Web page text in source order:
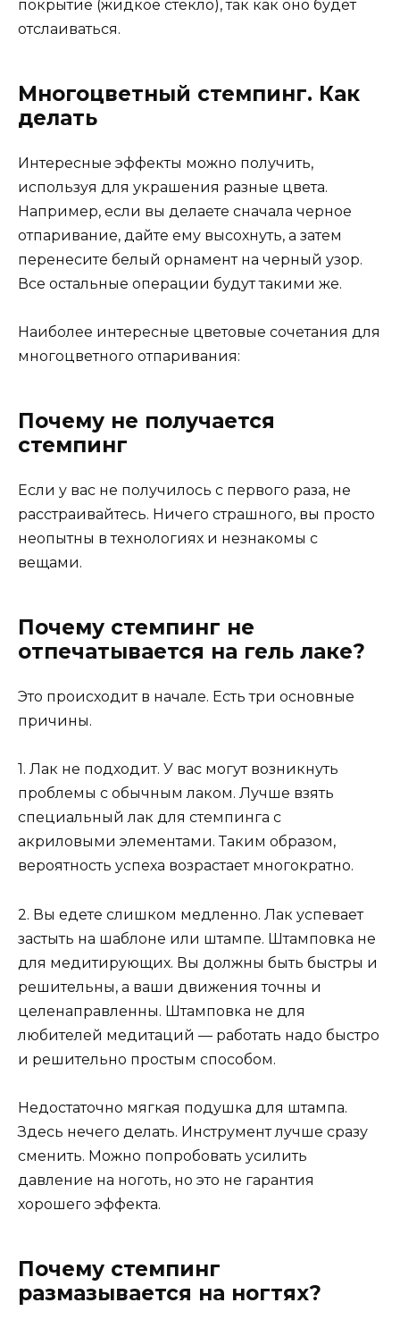
покрытие (жидкое стекло), так как оно будет
отслаиваться.
Многоцветный стемпинг. Как
делать
Интересные эффекты можно получить,
используя для украшения разные цвета.
Например, если вы делаете сначала черное
отпаривание, дайте ему высохнуть, а затем
перенесите белый орнамент на черный узор.
Все остальные операции будут такими же.
Наиболее интересные цветовые сочетания для
многоцветного отпаривания:
Почему не получается
стемпинг
Если у вас не получилось с первого раза, не
расстраивайтесь. Ничего страшного, вы просто
неопытны в технологиях и незнакомы с
вещами.
Почему стемпинг не
отпечатывается на гель лаке?
Это происходит в начале. Есть три основные
причины.
1. Лак не подходит. У вас могут возникнуть
проблемы с обычным лаком. Лучше взять
специальный лак для стемпинга с
акриловыми элементами. Таким образом,
вероятность успеха возрастает многократно.
2. Вы едете слишком медленно. Лак успевает
застыть на шаблоне или штампе. Штамповка не
для медитирующих. Вы должны быть быстры и
решительны, а ваши движения точны и
целенаправленны. Штамповка не для
любителей медитаций — работать надо быстро
и решительно простым способом.
Недостаточно мягкая подушка для штампа.
Здесь нечего делать. Инструмент лучше сразу
сменить. Можно попробовать усилить
давление на ноготь, но это не гарантия
хорошего эффекта.
Почему стемпинг
размазывается на ногтях?